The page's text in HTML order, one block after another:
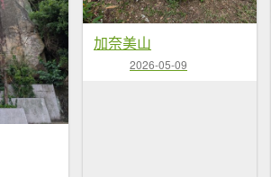
加奈美山
2026-05-09